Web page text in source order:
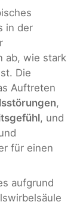
in der
ab, wie stark
Die
Auftreten
,
, und
für einen
aufgrund